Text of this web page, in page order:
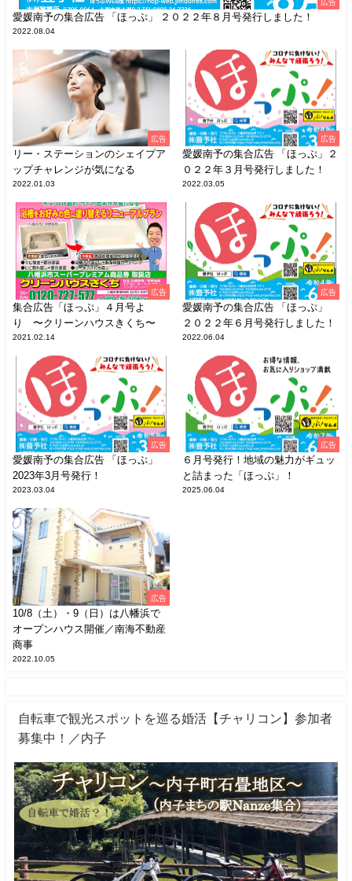
愛媛南予の集合広告 「ほっぷ」 ２０２２年８月号発行しました！
2022.08.04
広告
リー・ステーションのシェイプア
ップチャレンジが気になる
2022.01.03
広告
愛媛南予の集合広告 「ほっぷ」２
０２２年３月号発行しました！
2022.03.05
広告
集合広告「ほっぷ」４月号よ
り 〜クリーンハウスきくち〜
2021.02.14
広告
愛媛南予の集合広告 「ほっぷ」
２０２２年６月号発行しました！
2022.06.04
広告
愛媛南予の集合広告 「ほっぷ」
2023年3月号発行！
2023.03.04
広告
６月号発行！地域の魅力がギュッ
と詰まった「ほっぷ」！
2025.06.04
広告
10/8（土）・9（日）は八幡浜で
オープンハウス開催／南海不動産
商事
2022.10.05
自転車で観光スポットを巡る婚活【チャリコン】参加者
募集中！／内子